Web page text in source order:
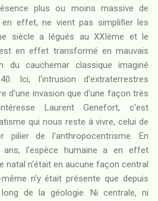
plus ou moins massive de
en effet, ne vient pas simplifier les
siècle a légués au XXIème et le
en effet transformé en mauvais
du cauchemar classique imaginé
Ici, l'intrusion d'extraterrestres
d'une invasion que d'une façon très
Laurent Genefort, c'est
qui nous reste à vivre, celui de
pilier de l'anthropocentrisme. En
l'espèce humaine a en effet
natal n'était en aucune façon central
n'y était présente que depuis
de la géologie. Ni centrale, ni